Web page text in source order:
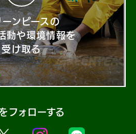
ーンピースの
動や環境情報を
受け取る
フォローする